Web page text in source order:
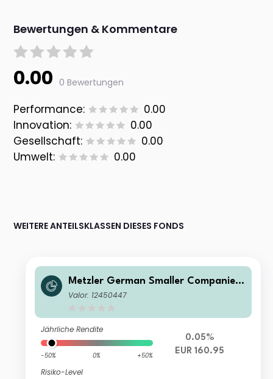
Bewertungen & Kommentare
0.00 0 Bewertungen
Performance:
0.00
Innovation:
0.00
Gesellschaft:
0.00
Umwelt:
0.00
WEITERE ANTEILSKLASSEN DIESES FONDS
Metzler German Smaller Companies
B
Valor: 12450447
Jährliche Rendite
-50% 0% +50%
Risiko-Level
0.05%
EUR 160.95